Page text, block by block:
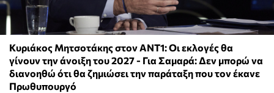
Κυριάκος Μητσοτάκης στον ΑΝΤ1: Οι εκλογές θα
γίνουν την άνοιξη του 2027 - Για Σαμαρά: Δεν μπορώ να
διανοηθώ ότι θα ζημιώσει την παράταξη που τον έκανε
Πρωθυπουργό